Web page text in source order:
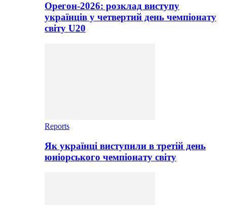
Орегон-2026: розклад виступу
українців у четвертий день чемпіонату
світу U20
Reports
Як українці виступили в третій день
юніорського чемпіонату світу